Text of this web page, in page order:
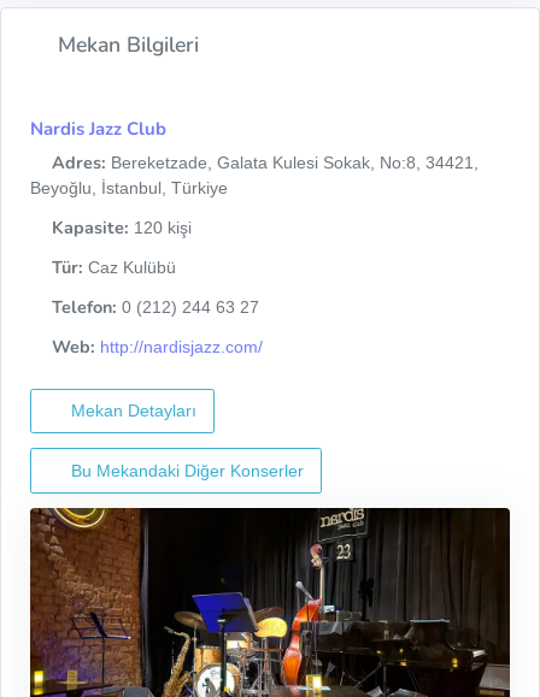
Mekan Bilgileri
Nardis Jazz Club
Adres: Bereketzade, Galata Kulesi Sokak, No:8, 34421,
Beyoğlu, İstanbul, Türkiye
Kapasite: 120 kişi
Tür: Caz Kulübü
Telefon: 0 (212) 244 63 27
Web: http://nardisjazz.com/
Mekan Detayları
Bu Mekandaki Diğer Konserler